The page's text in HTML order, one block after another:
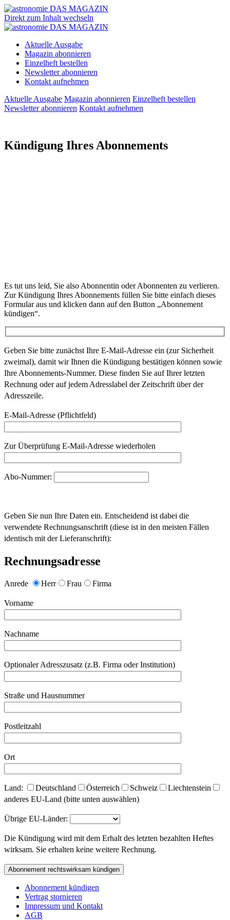
Direkt zum Inhalt wechseln
Aktuelle Ausgabe
Magazin abonnieren
Einzelheft bestellen
Newsletter abonnieren
Kontakt aufnehmen
Aktuelle Ausgabe Magazin abonnieren Einzelheft bestellen
Newsletter abonnieren Kontakt aufnehmen
Kündigung Ihres Abonnements
Es tut uns leid, Sie also Abonnentin oder Abonnenten zu verlieren.
Zur Kündigung Ihres Abonnements füllen Sie bitte einfach dieses
Formular aus und klicken dann auf den Button „Abonnement
kündigen“.
Geben Sie bitte zunächst Ihre E-Mail-Adresse ein (zur Sicherheit
zweimal), damit wir Ihnen die Kündigung bestätigen können sowie
Ihre Abonnements-Nummer. Diese finden Sie auf Ihrer letzten
Rechnung oder auf jedem Adresslabel der Zeitschrift über der
Adresszeile.
E-Mail-Adresse (Pflichtfeld)
Zur Überprüfung E-Mail-Adresse wiederholen
Abo-Nummer:
Geben Sie nun Ihre Daten ein. Entscheidend ist dabei die
verwendete Rechnungsanschrift (diese ist in den meisten Fällen
identisch mit der Lieferanschrift):
Rechnungsadresse
Anrede Herr Frau Firma
Vorname
Nachname
Optionaler Adresszusatz (z.B. Firma oder Institution)
Straße und Hausnummer
Postleitzahl
Ort
Land: Deutschland Österreich Schweiz
Liechtenstein
anderes EU-Land (bitte unten auswählen)
Übrige EU-Länder:
Die Kündigung wird mit dem Erhalt des letzten bezahlten Heftes
wirksam. Sie erhalten keine weitere Rechnung.
Bitte lasse dieses Feld leer.
Abonnement kündigen
Vertrag stornieren
Impressum und Kontakt
AGB